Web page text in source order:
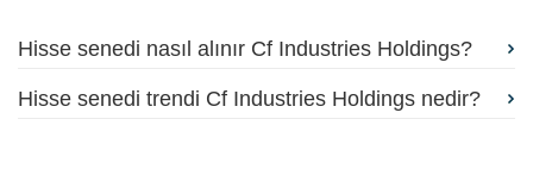
Hisse senedi nasıl alınır Cf Industries Holdings?
Hisse senedi trendi Cf Industries Holdings nedir?